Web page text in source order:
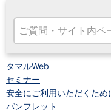
タマルWeb
セミナー
安全にご利用いただくため
パンフレット